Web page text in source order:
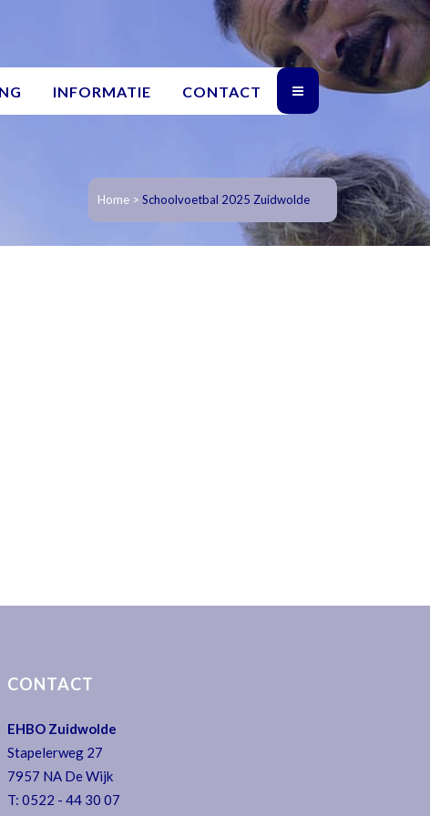
INFORMATIE CONTACT
Home > Schoolvoetbal 2025 Zuidwolde
CONTACT
EHBO Zuidwolde
Stapelerweg 27
7957 NA De Wijk
T:0522 - 44 30 07